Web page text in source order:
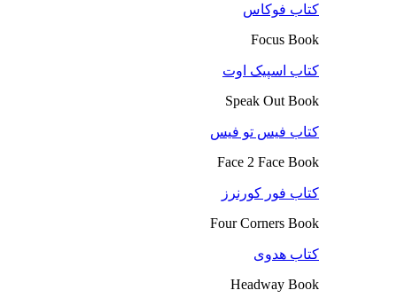
کتاب فوکاس
Focus Book
کتاب اسپیک اوت
Speak Out Book
کتاب فیس تو فیس
Face 2 Face Book
کتاب فور کورنرز
Four Corners Book
کتاب هدوی
Headway Book